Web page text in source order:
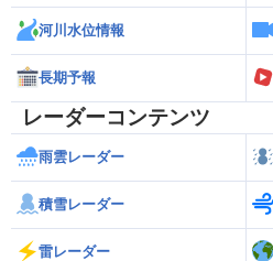
河川水位情報
長期予報
レーダーコンテンツ
雨雲レーダー
積雪レーダー
雷レーダー